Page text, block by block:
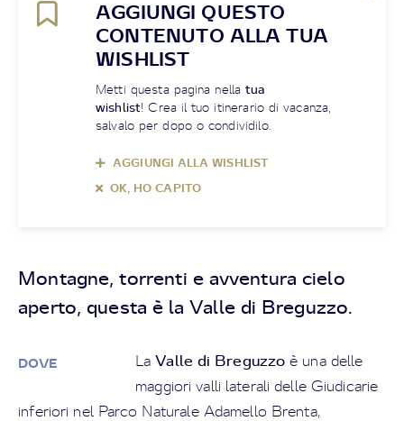
AGGIUNGI QUESTO
CONTENUTO ALLA TUA
WISHLIST
Metti questa pagina nellatua
wishlist! Crea il tuo itinerario di vacanza,
salvalo per dopo o condividilo.
AGGIUNGI ALLA WISHLIST
OK, HO CAPITO
Montagne, torrenti e avventura cielo
aperto, questa è la Valle di Breguzzo.
DOVE LaValle di Breguzzo è una delle
maggiori valli laterali delle Giudicarie
inferiori nel Parco Naturale Adamello Brenta,